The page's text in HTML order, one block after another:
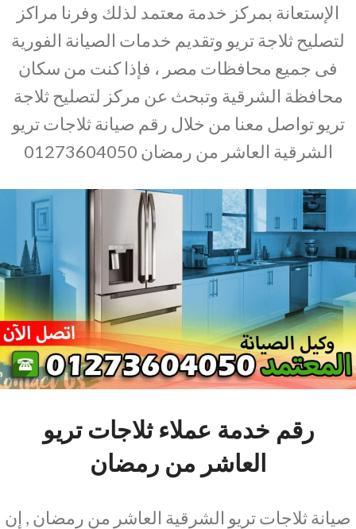
الإستعانة بمركز خدمة معتمد لذلك وفرنا مراكز
لتصليح ثلاجة تريو وتقديم خدمات الصيانة الفورية
فى جميع محافظات مصر ، فإذا كنت من سكان
محافظة الشرقية وتبحث عن مركز لتصليح ثلاجة
تريو تواصل معنا من خلال رقم صيانة ثلاجات تريو
الشرقية العاشر من رمضان 01273604050
رقم خدمة عملاء ثلاجات تريو
العاشر من رمضان
صيانة ثلاجات تريو الشرقية العاشر من رمضان , إن